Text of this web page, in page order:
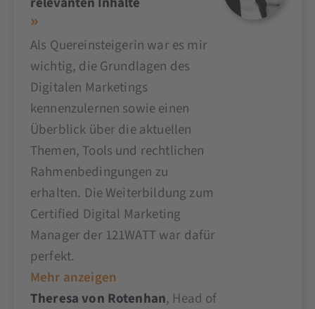
Als Quereinsteigerin war es mir
wichtig, die Grundlagen des
Digitalen Marketings
kennenzulernen sowie einen
Überblick über die aktuellen
Themen, Tools und rechtlichen
Rahmenbedingungen zu
erhalten. Die Weiterbildung zum
Certified Digital Marketing
Manager der 121WATT war dafür
perfekt.
Mehr anzeigen
Theresa von Rotenhan, Head of